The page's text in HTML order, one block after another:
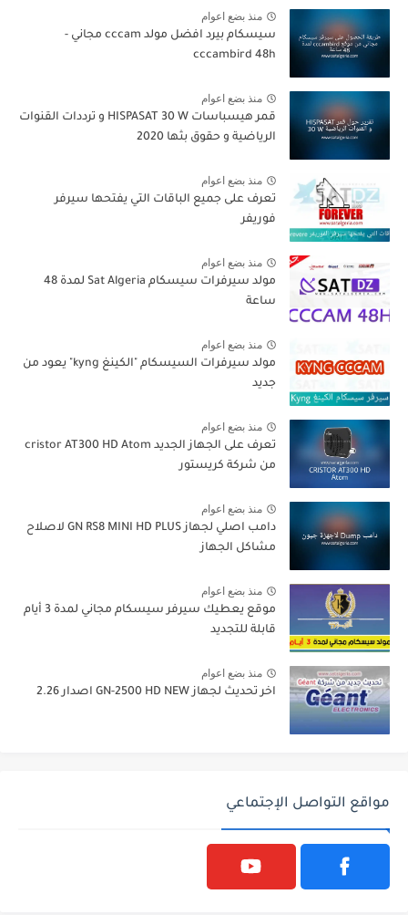
منذ بضع اعوام
سيسكام بيرد افضل مولد cccam مجاني -
cccambird 48h
منذ بضع اعوام
قمر هيسباسات HISPASAT 30 W و ترددات القنوات
الرياضية و حقوق بثها 2020
منذ بضع اعوام
تعرف على جميع الباقات التي يفتحها سيرفر
فوريفر
منذ بضع اعوام
مولد سيرفرات سيسكام Sat Algeria لمدة 48
ساعة
منذ بضع اعوام
مولد سيرفرات السيسكام "الكينغ kyng" يعود من
جديد
منذ بضع اعوام
تعرف على الجهاز الجديد cristor AT300 HD Atom
من شركة كريستور
منذ بضع اعوام
دامب اصلي لجهاز GN RS8 MINI HD PLUS لاصلاح
مشاكل الجهاز
منذ بضع اعوام
موقع يعطيك سيرفر سيسكام مجاني لمدة 3 أيام
قابلة للتجديد
منذ بضع اعوام
اخر تحديث لجهاز GN-2500 HD NEW اصدار 2.26
مواقع التواصل الإجتماعي